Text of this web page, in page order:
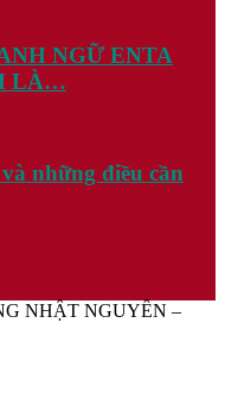
NGỮ ENTA
LÀ…
những điều cần
NHẬT NGUYÊN –